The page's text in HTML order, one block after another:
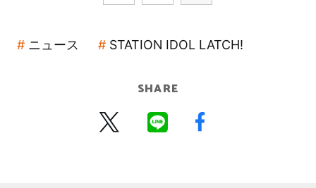
ニュース STATION IDOL LATCH!
SHARE